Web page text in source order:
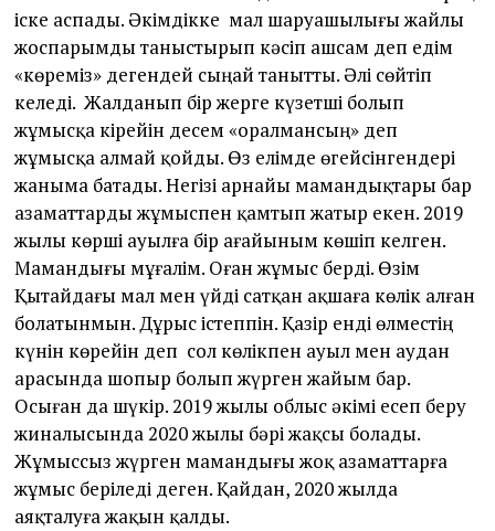
іске аспады. Әкімдікке мал шаруашылығы жайлы
жоспарымды таныстырып кәсіп ашсам деп едім
«көреміз» дегендей сыңай танытты. Әлі сөйтіп
келеді. Жалданып бір жерге күзетші болып
жұмысқа кірейін десем «оралмансың» деп
жұмысқа алмай қойды. Өз елімде өгейсінгендері
жаныма батады. Негізі арнайы мамандықтары бар
азаматтарды жұмыспен қамтып жатыр екен. 2019
жылы көрші ауылға бір ағайыным көшіп келген.
Мамандығы мұғалім. Оған жұмыс берді. Өзім
Қытайдағы мал мен үйді сатқан ақшаға көлік алған
болатынмын. Дұрыс істеппін. Қазір енді өлместің
күнін көрейін деп сол көлікпен ауыл мен аудан
арасында шопыр болып жүрген жайым бар.
Осыған да шүкір. 2019 жылы облыс әкімі есеп беру
жиналысында 2020 жылы бәрі жақсы болады.
Жұмыссыз жүрген мамандығы жоқ азаматтарға
жұмыс беріледі деген. Қайдан, 2020 жылда
аяқталуға жақын қалды.